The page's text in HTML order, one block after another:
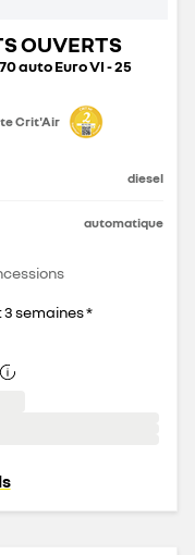
OUVERTS
auto Euro VI - 25
Crit'Air
diesel
automatique
semaines *